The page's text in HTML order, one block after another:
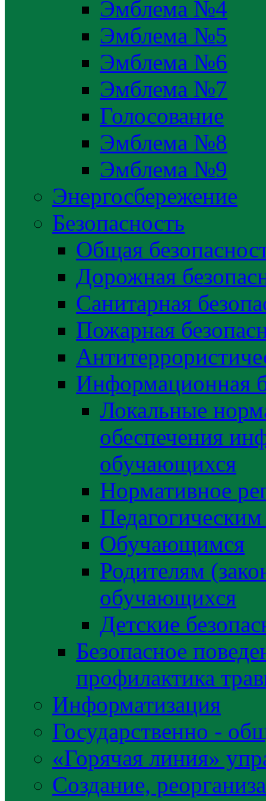
Эмблема №4
Эмблема №5
Эмблема №6
Эмблема №7
Голосование
Эмблема №8
Эмблема №9
Энергосбережение
Безопасность
Общая
Дорожная
Санитарная
Пожарная
Информационная
Локальные
обеспечения
обучающихся
Нормативное
Обучающимся
Родителям
обучающихся
Детские
Безопасное
профилактика
Информатизация
Государственно -
«Горячая линия»
Создание,